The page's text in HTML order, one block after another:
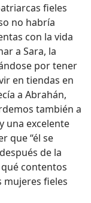
fieles
no habría
con la vida
a Sara, la
por tener
en tiendas en
a Abrahán,
también a
una excelente
que “él se
de la
qué contentos
fieles